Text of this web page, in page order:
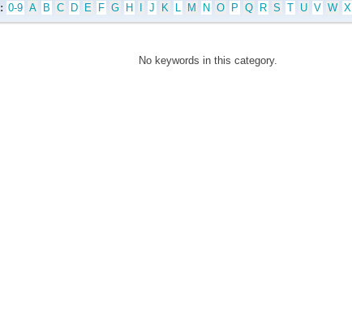
0-9 A B C D E F G H J K L M N O P Q R S T U V W X
No keywords in this category.